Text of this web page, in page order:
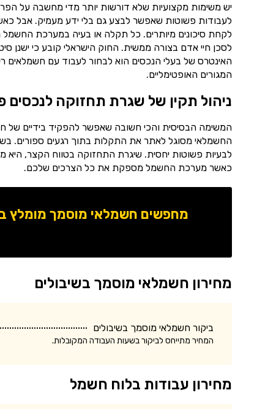
יש משימות מקצועיות שלא דורשות יותר מדי מחשבה על
לעבודות פשוטות שאפשר לבצע גם בלי ידע מעמיק. אבל
לקחת סיכונים מיותרים. כל תקלה או בעיה במערכת
לסכן חיי אדם בצורה ממשית. החוק הישראלי קובע כי ישנן
האינטרס של בעלי הנכסים הוא לבחור לעבוד עם חשמלאים
המגורים האופטימליים.
ניהול תקין של שגרת תחזוקה לנכסים
המשימה הבסיסית והכי חשובה שאפשר להפקיד בידיים
החשמלאי מסוגל לאתר את התקלות בתוך רגעים ספורים.
לבעיות פשוטות יחסית. שיגרת התחזוקה בטווח הקצר, היא
כאשר מערכת החשמל מספקת את כל הצרכים שלכם.
מחפשים חשמלאי מוסמך מומלץ
מחירון חשמלאי מוסמך בשיבולים
ביקור חשמלאי מוסמך בשיבולים
המחיר מתייחס לביקור בשעות העבודה המקובלות.
מחירון עבודות בלוח חשמל